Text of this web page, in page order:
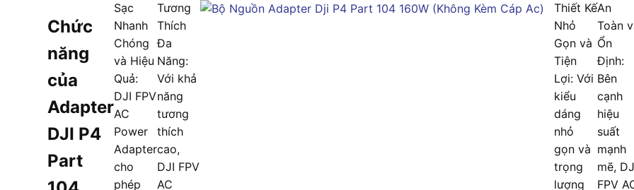
Chức
năng
của
Adapter
DJI P4
Part
Sạc
Nhanh
Chóng
và Hiệu
Quả:
DJI FPV
AC
Power
Adapter
cho
phép
Tương
Thích
Đa
Năng:
Với khả
năng
tương
thích
cao,
DJI FPV
AC
Thiết Kế
Nhỏ
Gọn và
Tiện
Lợi: Với
kiểu
dáng
nhỏ
gọn và
trọng
lượng
An
Toàn
Ổn
Định:
Bên
cạnh
hiệu
suất
mạnh
mẽ,
FPV